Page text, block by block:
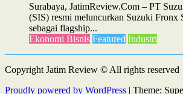
Surabaya, JatimReview.Com – PT
(SIS) resmi meluncurkan Suzuki
sebagai flagship...
Ekonomi Bisnis Featured Industri
Copyright Jatim Review © All rights reserved
Proudly powered by WordPress | Theme: